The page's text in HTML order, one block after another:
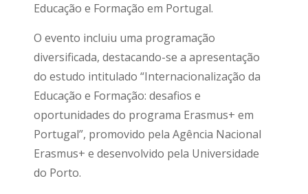
Educação e Formação em Portugal.
O evento incluiu uma programação
diversificada, destacando-se a apresentação
do estudo intitulado “Internacionalização da
Educação e Formação: desafios e
oportunidades do programa Erasmus+ em
Portugal”, promovido pela Agência Nacional
Erasmus+ e desenvolvido pela Universidade
do Porto.